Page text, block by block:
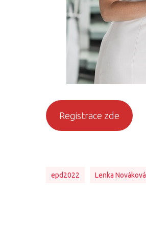
Registrace zde
epd2022 Lenka Nováková